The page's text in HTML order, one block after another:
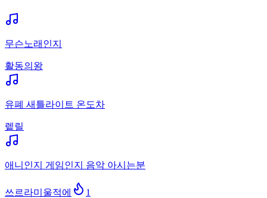
무슨노래인지
활동의왕
유폐 새틀라이트 온도차
렡릴
애니인지 게임인지 음악 아시는분
쓰르라미울적에 1